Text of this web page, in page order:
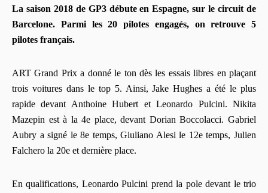
La saison 2018 de GP3 débute en Espagne, sur le circuit de
Barcelone. Parmi les 20 pilotes engagés, on retrouve 5
pilotes français.
ART Grand Prix a donné le ton dès les essais libres en plaçant
trois voitures dans le top 5. Ainsi, Jake Hughes a été le plus
rapide devant Anthoine Hubert et Leonardo Pulcini. Nikita
Mazepin est à la 4e place, devant Dorian Boccolacci. Gabriel
Aubry a signé le 8e temps, Giuliano Alesi le 12e temps, Julien
Falchero la 20e et dernière place.
En qualifications, Leonardo Pulcini prend la pole devant le trio